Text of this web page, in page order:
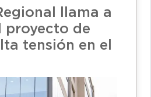
llama a
proyecto de
tensión en el